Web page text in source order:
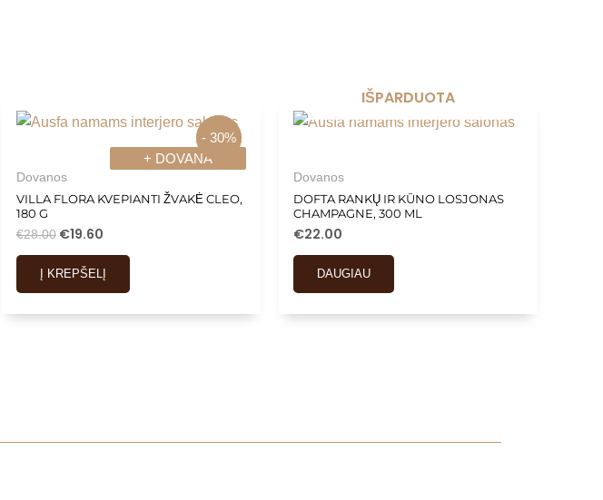
+ DOVANA
- 30%
+ DOVANA
- 30%
Dovanos
VILLA FLORA KVEPIANTI ŽVAKĖ CLEO,
180 G
€28.00 €19.60
Į KREPŠELĮ
IŠPARDUOTA
Dovanos
DOFTA RANKŲ IR KŪNO LOSJONAS
CHAMPAGNE, 300 ML
€22.00
DAUGIAU